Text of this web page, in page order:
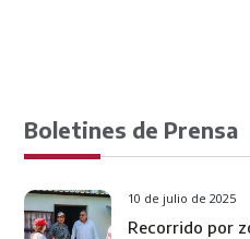
Boletines de Prensa
10 de julio de 2025
Recorrido por